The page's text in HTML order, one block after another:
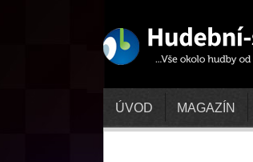
ÚVOD MAGAZÍN